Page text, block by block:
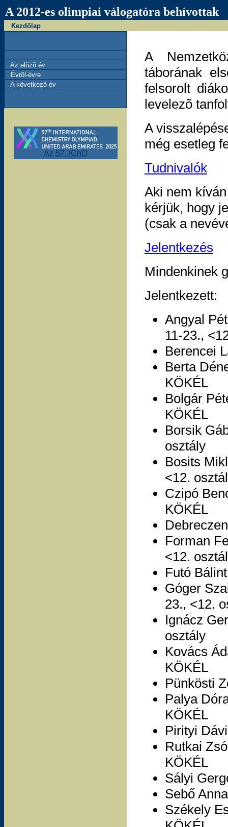
A 2012-es olimpiai válogatóra behívottak
Kezdõlap
Az elõzõ év
Évrõl-évre
A következõ év
Az 57. IChO
A
táborának
felsorolt
levelezõ
A
még esetleg
Tudnivalók
Aki nem
kérjük, hogy
(csak a
Jelentkezés
Mindenkinek
Jelentkezett:
Angyal
11-23.,
Berencei
Berta
KÖKÉL
Bolgár
KÖKÉL
Borsik
osztály
Bosits
<12.
Czipó
KÖKÉL
Forman
<12.
Futó
Góger
23., <12.
Ignácz
osztály
Kovács
KÖKÉL
Pünkösti
Palya
KÖKÉL
Pirityi
Rutkai
KÖKÉL
Sályi
Sebő
Székely